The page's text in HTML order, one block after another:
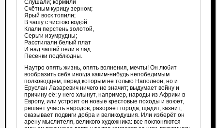
Слушали; кормили
Счётным курицу зерном;
Ярый воск топили;
В чашу с чистою водой
Клали перстень золотой,
Серьги изумрудны;
Расстилали белый плат
И над чашей пели в лад
Песенки подблюдны.
Наутро опять жизнь, опять волнения, мечты! Он любит
вообразить себя иногда каким-нибудь непобедимым
полководцем, перед которым не только Наполеон, но и
Еруслан Лазаревич ничего не значит; выдумает войну и
причину её: у него хлынут, например, народы из Африки в
Европу, или устроит он новые крестовые походы и воюет,
решает участь народов, разоряет города, щадит, казнит,
оказывает подвиги добра и великодушия. Или изберёт он
арену мыслителя, великого художника: все поклоняются